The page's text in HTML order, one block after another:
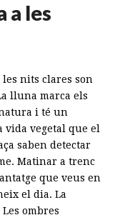
a les
nits clares son
lluna marca els
i té un
vida vegetal que el
saben detectar
Matinar a trenc
que veus en
el dia. La
ombres